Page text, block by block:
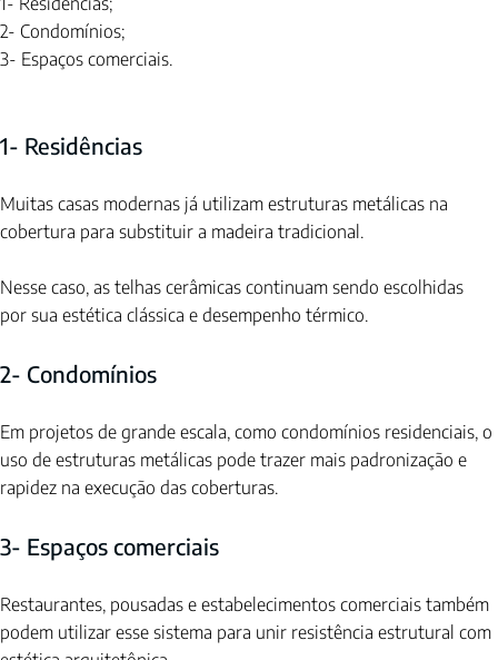
2- Condomínios;
3- Espaços comerciais.
1- Residências
Muitas casas modernas já utilizam estruturas metálicas na
cobertura para substituir a madeira tradicional.
Nesse caso, as telhas cerâmicas continuam sendo escolhidas
por sua estética clássica e desempenho térmico.
2- Condomínios
Em projetos de grande escala, como condomínios residenciais, o
uso de estruturas metálicas pode trazer mais padronização e
rapidez na execução das coberturas.
3- Espaços comerciais
Restaurantes, pousadas e estabelecimentos comerciais também
podem utilizar esse sistema para unir resistência estrutural com